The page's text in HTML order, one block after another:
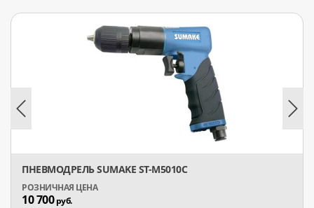
ПНЕВМОДРЕЛЬ SUMAKE ST-M5010C
10 700руб.